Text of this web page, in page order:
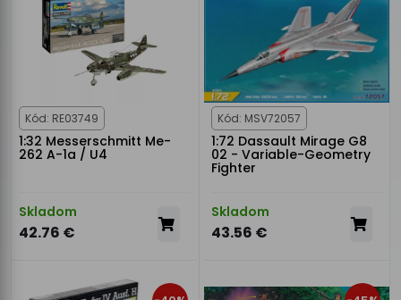
Kód: RE03749
1:32 Messerschmitt Me-
262 A-1a / U4
Skladom
42.76 €
Kód: MSV72057
1:72 Dassault Mirage G8
02 - Variable-Geometry
Fighter
Skladom
43.56 €